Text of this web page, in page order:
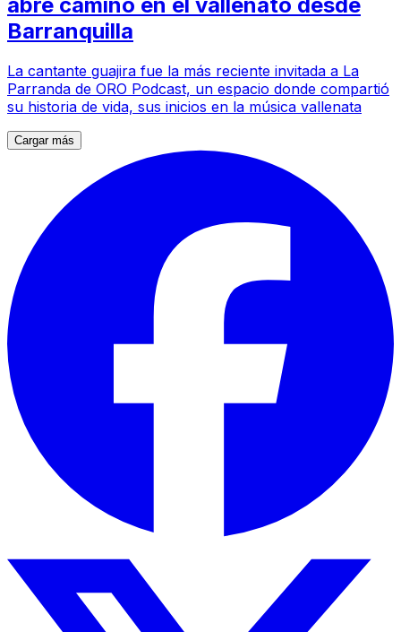
Barranquilla
La cantante guajira fue la más reciente invitada a La
Parranda de ORO Podcast, un espacio donde compartió
su historia de vida, sus inicios en la música vallenata
Cargar más